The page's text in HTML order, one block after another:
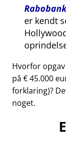
Rabobank
er kendt
Hvorfor
på € 45.000
forklaring)?
noget.